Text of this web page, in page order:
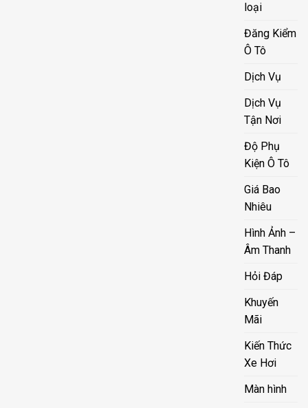
loại
Đăng Kiểm
Ô Tô
Dịch Vụ
Dịch Vụ
Tận Nơi
Độ Phụ
Kiện Ô Tô
Giá Bao
Nhiêu
Hình Ảnh –
Âm Thanh
Hỏi Đáp
Khuyến
Mãi
Kiến Thức
Xe Hơi
Màn hình